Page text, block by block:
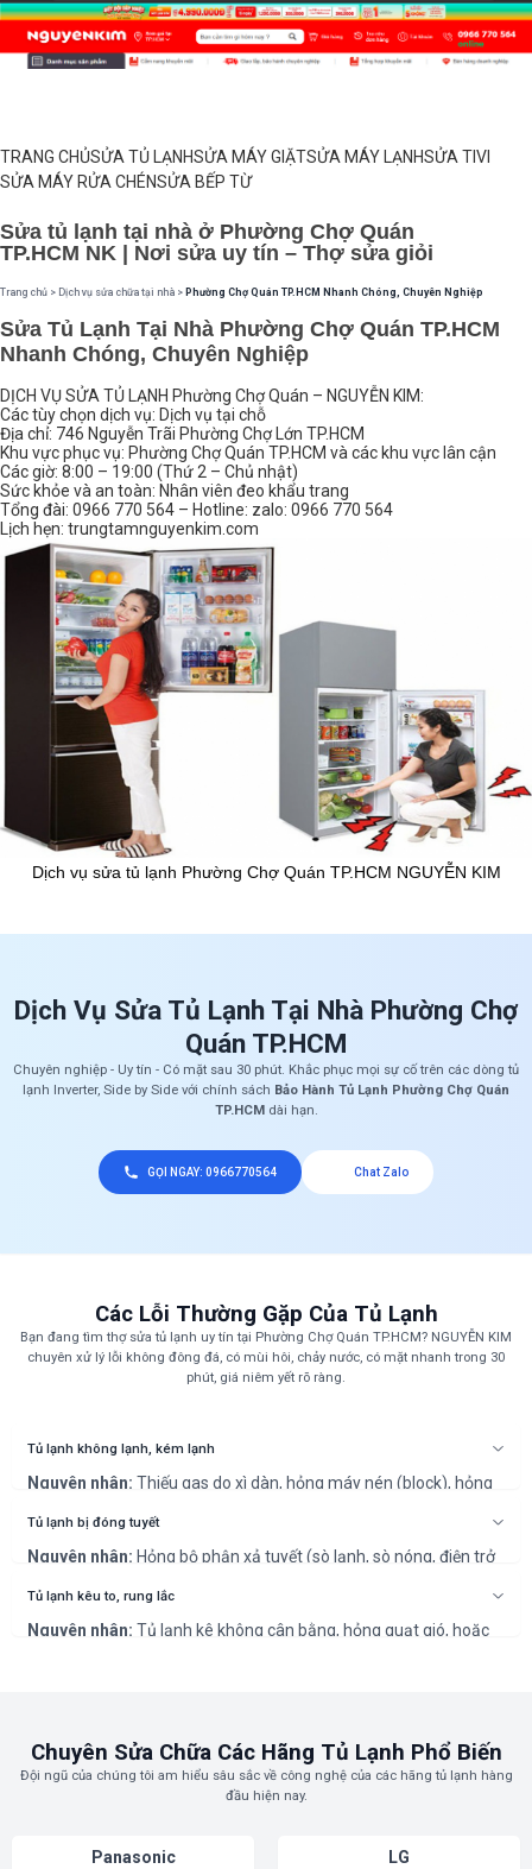
TRANG CHỦSỬA TỦ LẠNHSỬA MÁY GIẶTSỬA MÁY LẠNHSỬA TIVI
SỬA MÁY RỬA CHÉNSỬA BẾP TỪ
Sửa tủ lạnh tại nhà ở Phường Chợ Quán
TP.HCM NK | Nơi sửa uy tín – Thợ sửa giỏi
Trang chủ > Dịch vụ sửa chữa tại nhà > Phường Chợ Quán TP.HCM Nhanh Chóng, Chuyên Nghiệp
Sửa Tủ Lạnh Tại Nhà Phường Chợ Quán TP.HCM
Nhanh Chóng, Chuyên Nghiệp
DỊCH VỤ SỬA TỦ LẠNH Phường Chợ Quán – NGUYỄN KIM:
Các tùy chọn dịch vụ: Dịch vụ tại chỗ
Địa chỉ: 746 Nguyễn Trãi Phường Chợ Lớn TP.HCM
Khu vực phục vụ: Phường Chợ Quán TP.HCM và các khu vực lân cận
Các giờ: 8:00 – 19:00 (Thứ 2 – Chủ nhật)
Sức khỏe và an toàn: Nhân viên đeo khẩu trang
Tổng đài: 0966 770 564 – Hotline: zalo: 0966 770 564
Lịch hẹn: trungtamnguyenkim.com
Dịch vụ sửa tủ lạnh Phường Chợ Quán TP.HCM NGUYỄN KIM
Dịch Vụ Sửa Tủ Lạnh Tại Nhà Phường Chợ
Quán TP.HCM
Chuyên nghiệp - Uy tín - Có mặt sau 30 phút. Khắc phục mọi sự cố trên các dòng tủ
lạnh Inverter, Side by Side với chính sách Bảo Hành Tủ Lạnh Phường Chợ Quán
TP.HCM dài hạn.
GỌI NGAY: 0966770564 Chat Zalo
Các Lỗi Thường Gặp Của Tủ Lạnh
Bạn đang tìm thợ sửa tủ lạnh uy tín tại Phường Chợ Quán TP.HCM? NGUYỄN KIM
chuyên xử lý lỗi không đông đá, có mùi hôi, chảy nước, có mặt nhanh trong 30
phút, giá niêm yết rõ ràng.
Tủ lạnh không lạnh, kém lạnh
Nguyên nhân: Thiếu gas do xì dàn, hỏng máy nén (block), hỏng
Cách khắc phục:Kỹ thuật viên sẽ kiểm tra áp suất gas, vệ sinh
tìm ra nguyên nhân và khắc phục triệt để.
Tủ lạnh bị đóng tuyết
Nguyên nhân: Hỏng bộ phận xả tuyết (sò lạnh, sò nóng, điện trở
Cách khắc phục: Cần thợ chuyên nghiệp để kiểm tra và thay thế
Tủ lạnh kêu to, rung lắc
Nguyên nhân: Tủ lạnh kê không cân bằng, hỏng quạt gió, hoặc
Chuyên Sửa Chữa Các Hãng Tủ Lạnh Phổ Biến
Đội ngũ của chúng tôi am hiểu sâu sắc về công nghệ của các hãng tủ lạnh hàng
đầu hiện nay.
Panasonic LG